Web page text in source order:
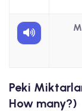
Peki
How many?)